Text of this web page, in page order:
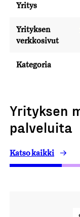
Yritys
Yrityksen
verkkosivut
Kategoria
Yrityksen
palveluita
Katso kaikki